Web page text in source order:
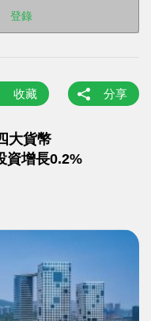
登錄
收藏 分享
大貨幣
資增長0.2%